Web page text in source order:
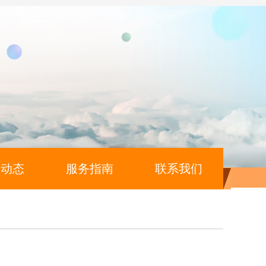
态 服务指南 联系我们